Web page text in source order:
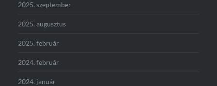
2025. szeptember
2025. augusztus
2025. február
2024. február
2024. január